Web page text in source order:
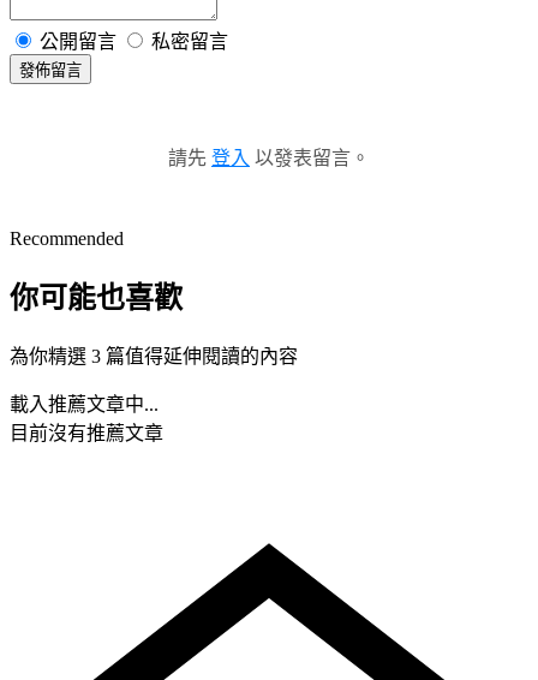
公開留言 私密留言
發佈留言
請先 登入 以發表留言。
Recommended
你可能也喜歡
為你精選 3 篇值得延伸閱讀的內容
載入推薦文章中...
目前沒有推薦文章